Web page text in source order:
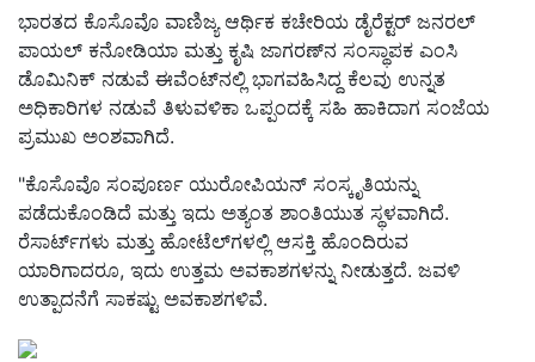
ಭಾರತದ ಕೊಸೊವೊ ವಾಣಿಜ್ಯ ಆರ್ಥಿಕ ಕಚೇರಿಯ ಡೈರೆಕ್ಟರ್ ಜನರಲ್
ಪಾಯಲ್ ಕನೋಡಿಯಾ ಮತ್ತು ಕೃಷಿ ಜಾಗರಣ್‌ನ ಸಂಸ್ಥಾಪಕ ಎಂಸಿ
ಡೊಮಿನಿಕ್ ನಡುವೆ ಈವೆಂಟ್‌ನಲ್ಲಿ ಭಾಗವಹಿಸಿದ್ದ ಕೆಲವು ಉನ್ನತ
ಅಧಿಕಾರಿಗಳ ನಡುವೆ ತಿಳುವಳಿಕಾ ಒಪ್ಪಂದಕ್ಕೆ ಸಹಿ ಹಾಕಿದಾಗ ಸಂಜೆಯ
ಪ್ರಮುಖ ಅಂಶವಾಗಿದೆ.
"ಕೊಸೊವೊ ಸಂಪೂರ್ಣ ಯುರೋಪಿಯನ್ ಸಂಸ್ಕೃತಿಯನ್ನು
ಪಡೆದುಕೊಂಡಿದೆ ಮತ್ತು ಇದು ಅತ್ಯಂತ ಶಾಂತಿಯುತ ಸ್ಥಳವಾಗಿದೆ.
ರೆಸಾರ್ಟ್‌ಗಳು ಮತ್ತು ಹೋಟೆಲ್‌ಗಳಲ್ಲಿ ಆಸಕ್ತಿ ಹೊಂದಿರುವ
ಯಾರಿಗಾದರೂ, ಇದು ಉತ್ತಮ ಅವಕಾಶಗಳನ್ನು ನೀಡುತ್ತದೆ. ಜವಳಿ
ಉತ್ಪಾದನೆಗೆ ಸಾಕಷ್ಟು ಅವಕಾಶಗಳಿವೆ.